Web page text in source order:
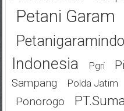
Petani Garam
Indonesia
Pgri
Sampang
Polda Jatim
Ponorogo